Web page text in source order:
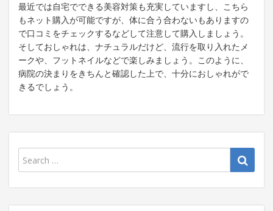
最近では自宅でできる美容対策も充実していますし、こちら
もネット購入が可能ですが、体に合う合わないもありますの
で口コミをチェックするなどして注意して購入しましょう。
そしておしゃれは、ナチュラルだけど、流行を取り入れたメ
ークや、フットネイルなどで楽しみましょう。このように、
病院の決まりをきちんと確認した上で、十分におしゃれがで
きるでしょう。